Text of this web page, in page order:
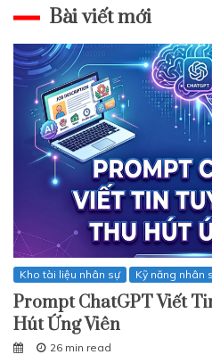
Bài viết mới
Kho tài liệu nhân sự Kỹ năng nhân
Prompt ChatGPT Viết
Hút Ứng Viên
26 min read